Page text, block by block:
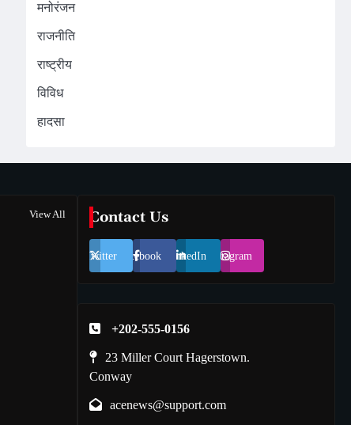
मनोरंजन
राजनीति
राष्ट्रीय
विविध
हादसा
View All Contact Us
Twitter Facebook LinkedIn Instagram
+202-555-0156
23 Miller Court Hagerstown.
Conway
acenews@support.com